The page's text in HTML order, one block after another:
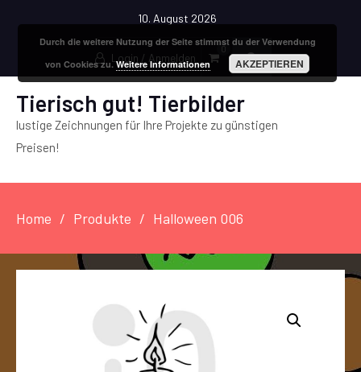
10. August 2026
Login / Anmelden
0
Tierisch gut! Tierbilder
lustige Zeichnungen für Ihre Projekte zu günstigen
Preisen!
Home Produkte Halloween 006
Durch die weitere Nutzung der Seite stimmst du der Verwendung
von Cookies zu.Weitere Informationen AKZEPTIEREN